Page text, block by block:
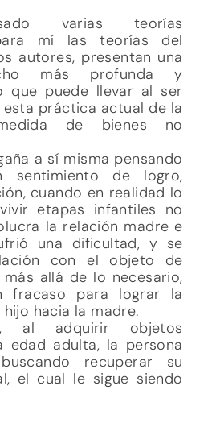
varias teorías
mí las teorías del
autores, presentan una
más profunda y
que puede llevar al ser
práctica actual de la
de bienes no
a sí misma pensando
sentimiento de logro,
cuando en realidad lo
etapas infantiles no
la relación madre e
una dificultad, y se
con el objeto de
allá de lo necesario,
fracaso para lograr la
hacia la madre.
al adquirir objetos
edad adulta, la persona
recuperar su
el cual le sigue siendo